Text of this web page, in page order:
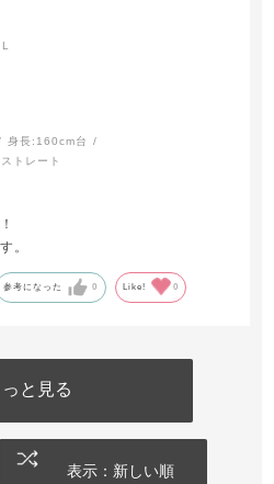
身長: 160cm台
トレート
。
参考になった 0 Like! 0
っと見る
表示：新しい順